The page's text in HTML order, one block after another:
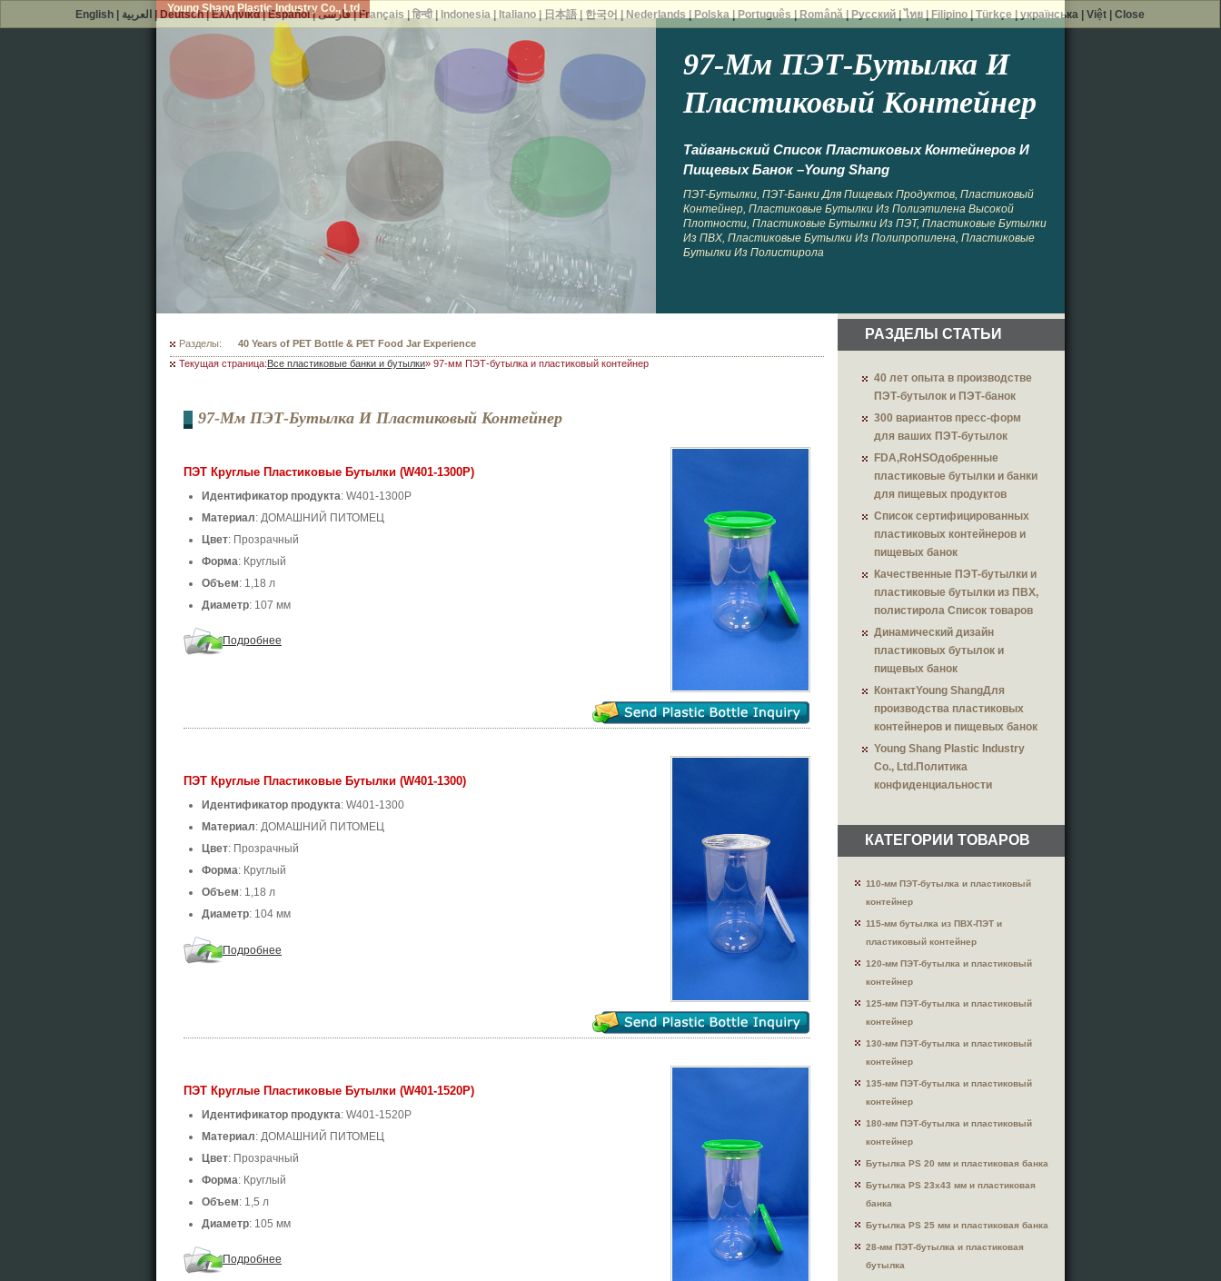
Young Shang Plastic Industry Co., Ltd.
97-Мм ПЭТ-Бутылка И
Пластиковый Контейнер
Тайваньский Список Пластиковых Контейнеров И
Пищевых Банок –Young Shang
ПЭТ-Бутылки, ПЭТ-Банки Для Пищевых Продуктов, Пластиковый
Контейнер, Пластиковые Бутылки Из Полиэтилена Высокой
Плотности, Пластиковые Бутылки Из ПЭТ, Пластиковые Бутылки
Из ПВХ, Пластиковые Бутылки Из Полипропилена, Пластиковые
Бутылки Из Полистирола
Разделы:
300 Mould Selections For Your PET Bottles
Текущая страница:Все пластиковые банки и бутылки» 97-мм ПЭТ-бутылка и пластиковый контейнер
97-Мм ПЭТ-Бутылка И Пластиковый Контейнер
ПЭТ Круглые Пластиковые Бутылки (W401-1300P)
Идентификатор продукта: W401-1300P
Материал: ДОМАШНИЙ ПИТОМЕЦ
Цвет: Прозрачный
Форма: Круглый
Объем: 1,18 л
Диаметр: 107 мм
Подробнее
ПЭТ Круглые Пластиковые Бутылки (W401-1300)
Идентификатор продукта: W401-1300
Материал: ДОМАШНИЙ ПИТОМЕЦ
Цвет: Прозрачный
Форма: Круглый
Объем: 1,18 л
Диаметр: 104 мм
Подробнее
ПЭТ Круглые Пластиковые Бутылки (W401-1520P)
Идентификатор продукта: W401-1520P
Материал: ДОМАШНИЙ ПИТОМЕЦ
Цвет: Прозрачный
Форма: Круглый
Объем: 1,5 л
Диаметр: 105 мм
Подробнее
РАЗДЕЛЫ СТАТЬИ
40 лет опыта в производстве
ПЭТ-бутылок и ПЭТ-банок
300 вариантов пресс-форм
для ваших ПЭТ-бутылок
FDA,RoHSОдобренные
пластиковые бутылки и банки
для пищевых продуктов
Список сертифицированных
пластиковых контейнеров и
пищевых банок
Качественные ПЭТ-бутылки и
пластиковые бутылки из ПВХ,
полистирола Список товаров
Динамический дизайн
пластиковых бутылок и
пищевых банок
КонтактYoung ShangДля
производства пластиковых
контейнеров и пищевых банок
Young Shang Plastic Industry
Co., Ltd.Политика
конфиденциальности
КАТЕГОРИИ ТОВАРОВ
110-мм ПЭТ-бутылка и пластиковый
контейнер
115-мм бутылка из ПВХ-ПЭТ и
пластиковый контейнер
120-мм ПЭТ-бутылка и пластиковый
контейнер
125-мм ПЭТ-бутылка и пластиковый
контейнер
130-мм ПЭТ-бутылка и пластиковый
контейнер
135-мм ПЭТ-бутылка и пластиковый
контейнер
180-мм ПЭТ-бутылка и пластиковый
контейнер
Бутылка PS 20 мм и пластиковая банка
Бутылка PS 23x43 мм и пластиковая
банка
Бутылка PS 25 мм и пластиковая банка
28-мм ПЭТ-бутылка и пластиковая
бутылка
English| العربية Deutsch|Ελληνικά|Español| فارسی|Français हिन्दी| Indonesia| Italiano| 日本語| 한국어 Nederlands Polska| Português Română| Русский| ไทย| Filipino| Türkçe українська| Việt| Close